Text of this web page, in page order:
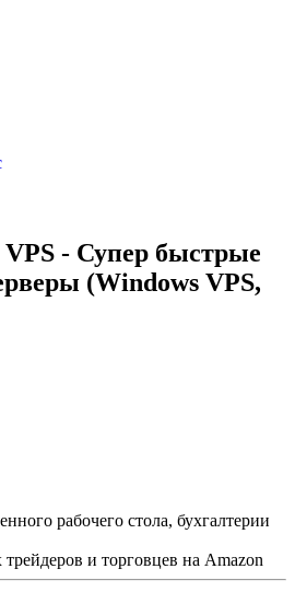
- Супер быстрые
(Windows VPS,
рабочего стола, бухгалтерии
и торговцев на Amazon